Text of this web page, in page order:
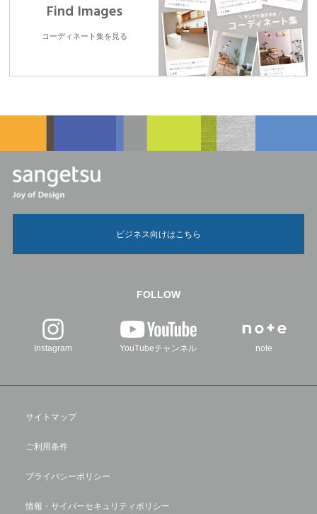
Find Images
コーディネート集を見る
ビジネス向けはこちら
FOLLOW
Instagram YouTubeチャンネル note
サイトマップ
ご利用条件
プライバシーポリシー
情報・サイバーセキュリティポリシー